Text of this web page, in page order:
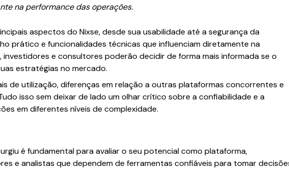
na performance das operações.
aspectos do Nixse, desde sua usabilidade até a segurança da
prático e funcionalidades técnicas que influenciam diretamente na
investidores e consultores poderão decidir de forma mais informada se o
estratégias no mercado.
de utilização, diferenças em relação a outras plataformas concorrentes e
isso sem deixar de lado um olhar crítico sobre a confiabilidade e a
em diferentes níveis de complexidade.
é fundamental para avaliar o seu potencial como plataforma,
e analistas que dependem de ferramentas confiáveis para tomar